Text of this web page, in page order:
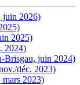
juin 2026)
2025)
2024)
Brisgau, juin 2024)
déc. 2023)
mars 2023)